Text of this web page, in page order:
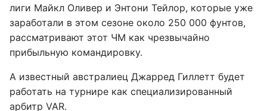
лиги Майкл Оливер и Энтони Тейлор, которые уже
заработали в этом сезоне около 250 000 фунтов,
рассматривают этот ЧМ как чрезвычайно
прибыльную командировку.
А известный австралиец Джарред Гиллетт будет
работать на турнире как специализированный
арбитр VAR.